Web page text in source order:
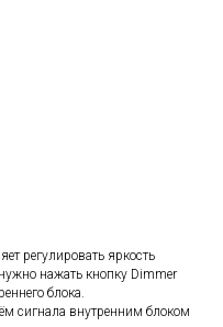
регулировать яркость
нажать кнопку Dimmer
блока.
сигнала внутренним блоком